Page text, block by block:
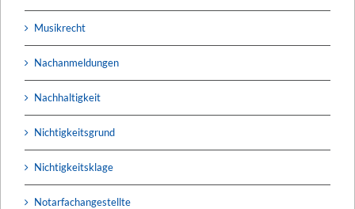
Musikrecht
Nachanmeldungen
Nachhaltigkeit
Nichtigkeitsgrund
Nichtigkeitsklage
Notarfachangestellte